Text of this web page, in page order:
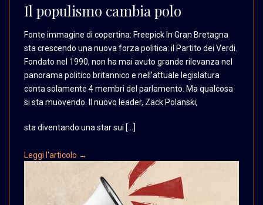
Il populismo cambia polo
Fonte immagine di copertina: Freepick In Gran Bretagna
sta crescendo una nuova forza politica: il Partito dei Verdi.
Fondato nel 1990, non ha mai avuto grande rilevanza nel
panorama politico britannico e nell’attuale legislatura
conta solamente 4 membri del parlamento. Ma qualcosa
si sta muovendo. Il nuovo leader, Zack Polanski,
sta diventando una star sui […]
Leggi l'articolo →